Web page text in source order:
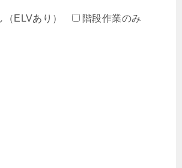
ELVあり）
階段作業のみ